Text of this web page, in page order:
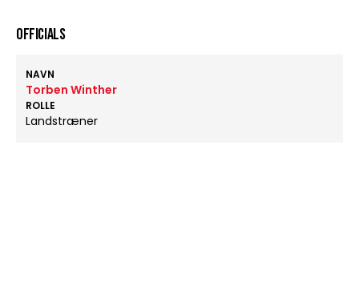
OFFICIALS
NAVN
Torben Winther
ROLLE
Landstræner